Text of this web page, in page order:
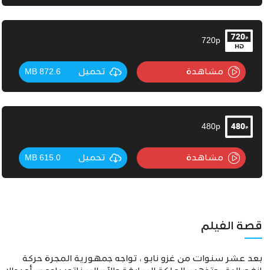
720p
مشاهدة تحميل 872.6 MB
480p
مشاهدة تحميل 615.0 MB
قصة الفيلم
بعد عشر سنوات من غزو نابو ، تواجه جمهورية المجرة حركة